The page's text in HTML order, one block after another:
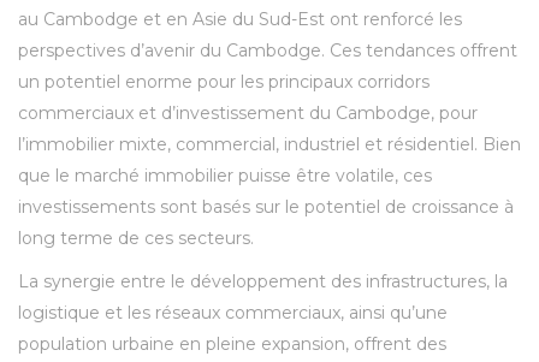
au Cambodge et en Asie du Sud-Est ont renforcé les
perspectives d’avenir du Cambodge. Ces tendances offrent
un potentiel enorme pour les principaux corridors
commerciaux et d’investissement du Cambodge, pour
l’immobilier mixte, commercial, industriel et résidentiel. Bien
que le marché immobilier puisse être volatile, ces
investissements sont basés sur le potentiel de croissance à
long terme de ces secteurs.
La synergie entre le développement des infrastructures, la
logistique et les réseaux commerciaux, ainsi qu’une
population urbaine en pleine expansion, offrent des